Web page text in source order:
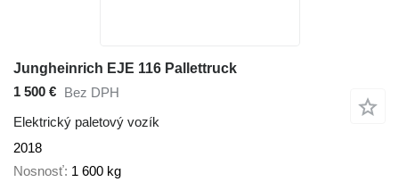
Jungheinrich EJE 116 Pallettruck
1 500 € Bez DPH
Elektrický paletový vozík
2018
Nosnosť 1 600 kg